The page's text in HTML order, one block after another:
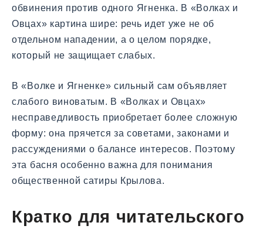
обвинения против одного Ягненка. В «Волках и
Овцах» картина шире: речь идет уже не об
отдельном нападении, а о целом порядке,
который не защищает слабых.
В «Волке и Ягненке» сильный сам объявляет
слабого виноватым. В «Волках и Овцах»
несправедливость приобретает более сложную
форму: она прячется за советами, законами и
рассуждениями о балансе интересов. Поэтому
эта басня особенно важна для понимания
общественной сатиры Крылова.
Кратко для читательского